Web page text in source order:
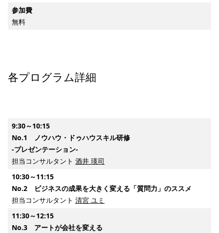
参加費
無料
各プログラム詳細
9:30～10:15
No.1 ノウハウ・ドゥハウスキル研修
-プレゼンテーション-
担当コンサルタント 酒井 瑛司
10:30～11:15
No.2 ビジネスの成果を大きく変える「質問力」のススメ
担当コンサルタント 清宮 ユミ
11:30～12:15
No.3 アートが会社を変える